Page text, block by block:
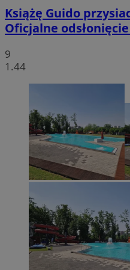
Książę Guido
Oficjalne
9
1.44